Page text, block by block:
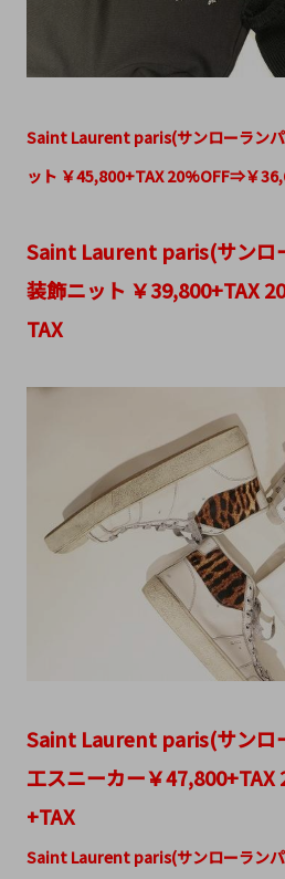
Saint Laurent paris(サンローランパ
ット ￥45,800+TAX 20%OFF⇒￥
Saint Laurent paris(サンロ
装飾ニット ￥39,800+TAX
TAX
Saint Laurent paris(サンロ
工スニーカー￥
+TAX
Saint Laurent paris(サンローラン